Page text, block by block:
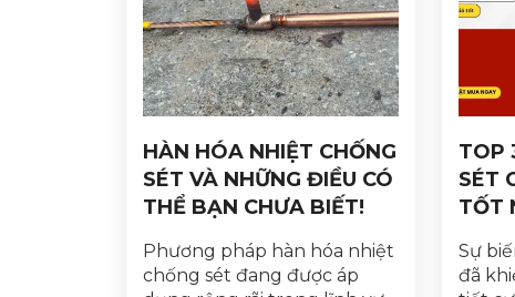
HÀN HÓA NHIỆT CHỐNG
SÉT VÀ NHỮNG ĐIỀU CÓ
THỂ BẠN CHƯA BIẾT!
Phương pháp hàn hóa nhiệt
chống sét đang được áp
TOP
SÉT
TỐT
Sự
đã